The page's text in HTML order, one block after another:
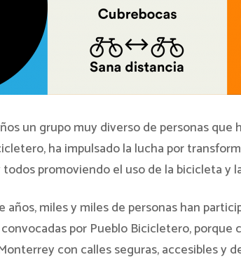
un grupo muy diverso de personas
ha impulsado la lucha por
promoviendo el uso de la bicicleta y
años, miles y miles de personas han
por Pueblo Bicicletero, porque
con calles seguras, accesibles y